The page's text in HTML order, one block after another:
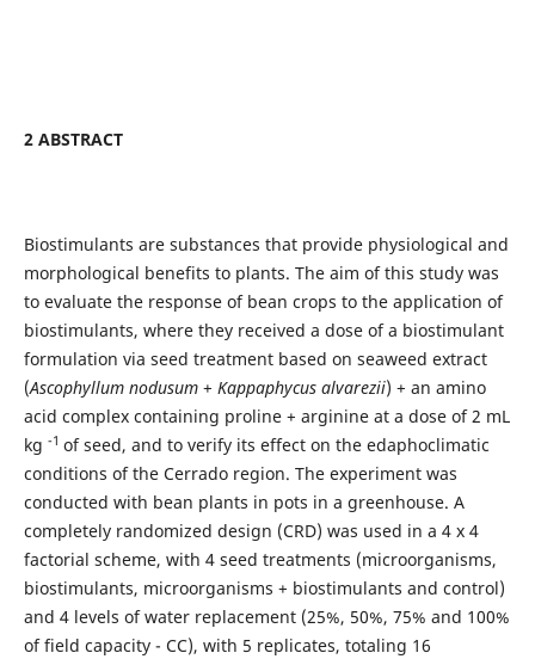
2 ABSTRACT
Biostimulants are substances that provide physiological and
morphological benefits to plants. The aim of this study was
to evaluate the response of bean crops to the application of
biostimulants, where they received a dose of a biostimulant
formulation via seed treatment based on seaweed extract
(Ascophyllum nodusum + Kappaphycus alvarezii) + an amino
acid complex containing proline + arginine at a dose of 2 mL
kg -1 of seed, and to verify its effect on the edaphoclimatic
conditions of the Cerrado region. The experiment was
conducted with bean plants in pots in a greenhouse. A
completely randomized design (CRD) was used in a 4 x 4
factorial scheme, with 4 seed treatments (microorganisms,
biostimulants, microorganisms + biostimulants and control)
and 4 levels of water replacement (25%, 50%, 75% and 100%
of field capacity - CC), with 5 replicates, totaling 16